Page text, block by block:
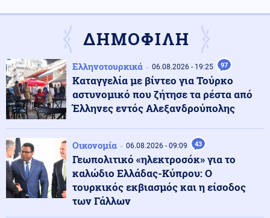
Κόσμος
Κι όμως... Τα ΜΜΕ της Βόρειας Κορέας προτείνουν
σούπα με κρέας σκύλου, ως διέξοδο στον καύσωνα
Κοινωνία
παρακολουθώντας την 13χρονη γειτόνισσα του - Η
ποινή που του επιβλήθηκε
Κόσμος 07.08.2026 - 23:12
Η Ισπανία ξεκινά ελέγχους σε ταξιδιώτες από την
ΔΗΜΟΦΙΛΗ
Ελληνοτουρκικά 06.08.2026 - 19:25 97
Καταγγελία με βίντεο για Τούρκο
αστυνομικό που ζήτησε τα ρέστα από
Έλληνες εντός Αλεξανδρούπολης
Οικονομία 06.08.2026 - 09:09 43
Γεωπολιτικό «ηλεκτροσόκ» για το
καλώδιο Ελλάδας-Κύπρου: Ο
τουρκικός εκβιασμός και η είσοδος
των Γάλλων